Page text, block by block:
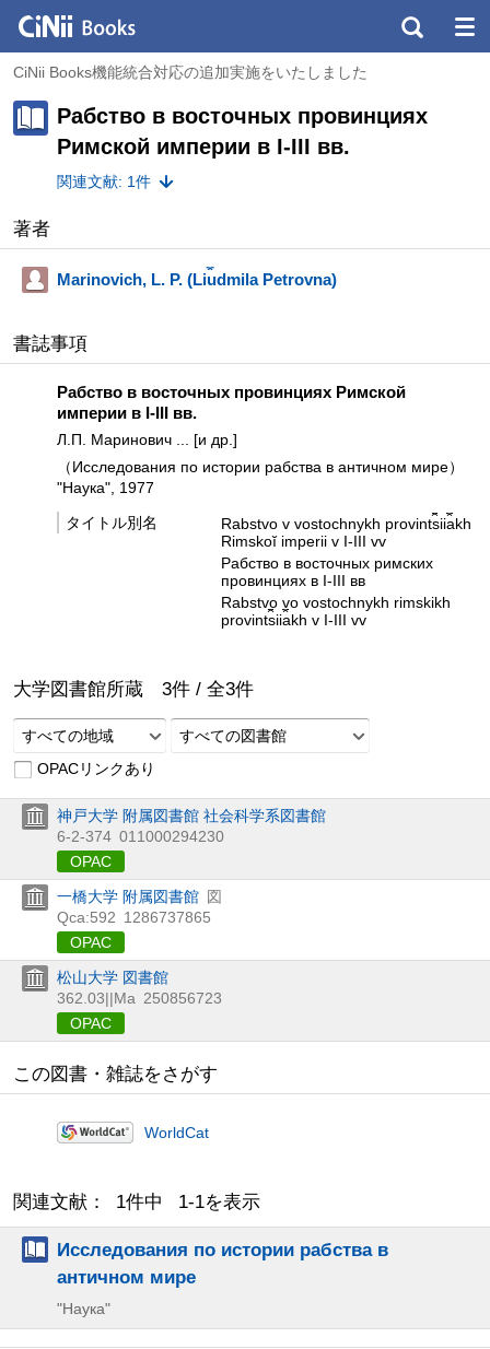
CiNii Books機能統合対応の追加実施をいたしました
Рабство в восточных провинциях
Римской империи в I-III вв.
関連文献: 1件
著者
Marinovich, L. P. (Li︠u︡dmila Petrovna)
書誌事項
Рабство в восточных провинциях Римской
империи в I-III вв.
Л.П. Маринович ... [и др.]
（Исследования по истории рабства в античном мире）
"Наука", 1977
タイトル別名
Rabstvo v vostochnykh provint︠s︡ii︠a︡kh
Rimskoĭ imperii v I-III vv
Рабство в восточных римских
провинциях в I-III вв
Rabstvo vo vostochnykh rimskikh
provint︠s︡ii︠a︡kh v I-III vv
大学図書館所蔵 3件 / 全3件
すべての地域
すべての図書館
OPACリンクあり
神戸大学 附属図書館 社会科学系図書館
6-2-374 011000294230
OPAC
一橋大学 附属図書館 図
Qca:592 1286737865
OPAC
松山大学 図書館
362.03||Ma 250856723
OPAC
この図書・雑誌をさがす
WorldCat
関連文献： 1件中 1-1を表示
Исследования по истории рабства в
античном мире
"Наука"